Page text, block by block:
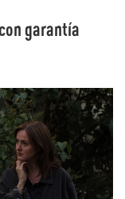
garantía